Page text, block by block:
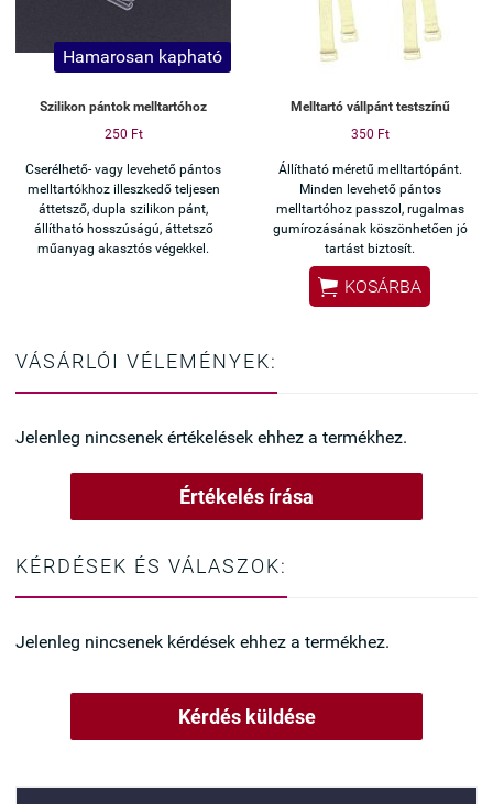
Hamarosan kapható
Szilikon pántok melltartóhoz
250 Ft
Cserélhető- vagy levehető pántos
melltartókhoz illeszkedő teljesen
áttetsző, dupla szilikon pánt,
állítható hosszúságú, áttetsző
műanyag akasztós végekkel.
Melltartó vállpánt testszínű
350 Ft
Állítható méretű melltartópánt.
Minden levehető pántos
melltartóhoz passzol, rugalmas
gumírozásának köszönhetően jó
tartást biztosít.
 KOSÁRBA
VÁSÁRLÓI VÉLEMÉNYEK:
Jelenleg nincsenek értékelések ehhez a termékhez.
Értékelés írása
KÉRDÉSEK ÉS VÁLASZOK:
Jelenleg nincsenek kérdések ehhez a termékhez.
Kérdés küldése